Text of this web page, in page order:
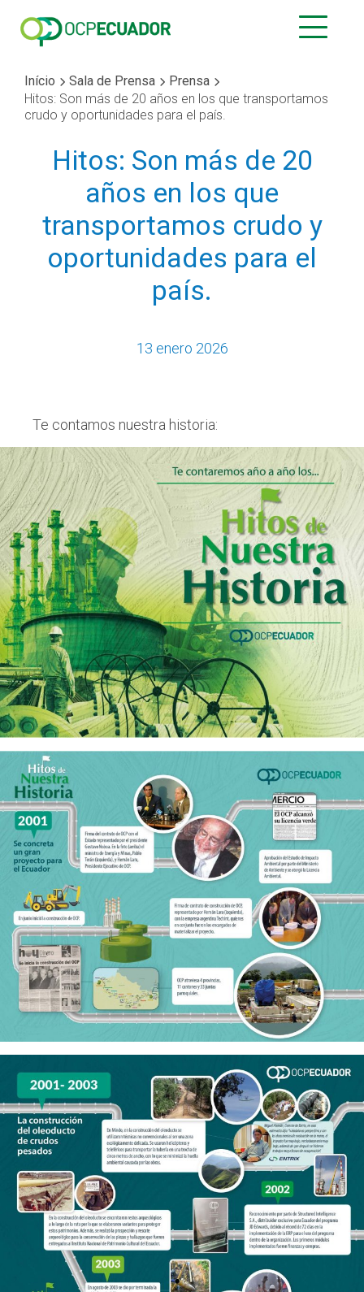
Início Sala de Prensa
Prensa
Hitos: Son más de 20 años en los que transportamos
crudo y oportunidades para el país.
Hitos: Son más de 20
años en los que
transportamos crudo y
oportunidades para el
país.
13 enero 2026
Te contamos nuestra historia: